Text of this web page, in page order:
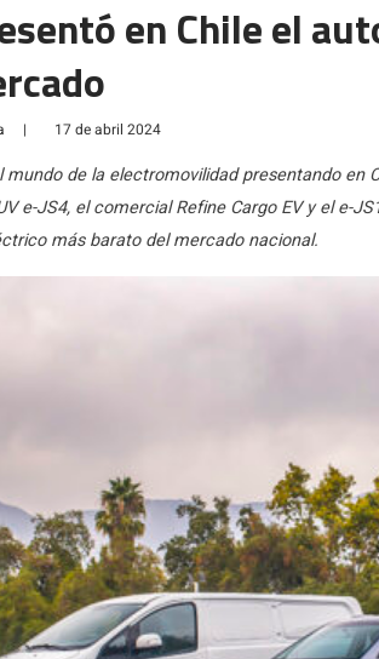
en Chile el
| 17 de abril 2024
mundo de la electromovilidad presentando en
e-JS4, el comercial Refine Cargo EV y el e-
más barato del mercado nacional.